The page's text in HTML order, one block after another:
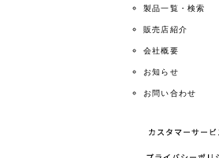
製品一覧・検索
販売店紹介
会社概要
お知らせ
お問い合わせ